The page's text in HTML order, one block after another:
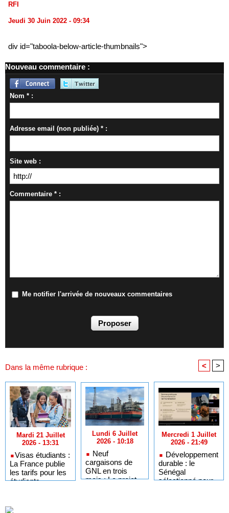
RFI
Jeudi 30 Juin 2022 - 09:34
div id="taboola-below-article-thumbnails">
Nouveau commentaire :
Nom * :
Adresse email (non publiée) * :
Site web :
Commentaire * :
Me notifier l'arrivée de nouveaux commentaires
Dans la même rubrique : < >
Mardi 21 Juillet
2026 - 13:31
​Visas étudiants :
La France publie
les tarifs pour les
étudiants
africains
Lundi 6 Juillet
2026 - 10:18
Neuf
cargaisons de
GNL en trois
mois : Le projet
Mercredi 1 Juillet
2026 - 21:49
Développement
durable : le
Sénégal
sélectionné pour